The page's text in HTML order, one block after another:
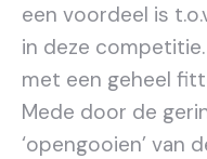
een voordeel is
in deze
met een geheel
Mede door de
‘opengooien’ van